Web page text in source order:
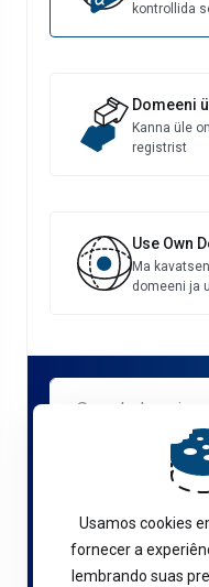
kontrollida
Domeeni
Kanna üle
registrist
Use Own
Ma
domeeni ja
Usamos cookies
fornecer a
lembrando suas